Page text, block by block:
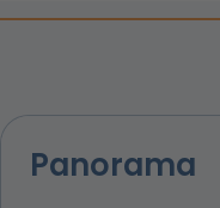
Panorama